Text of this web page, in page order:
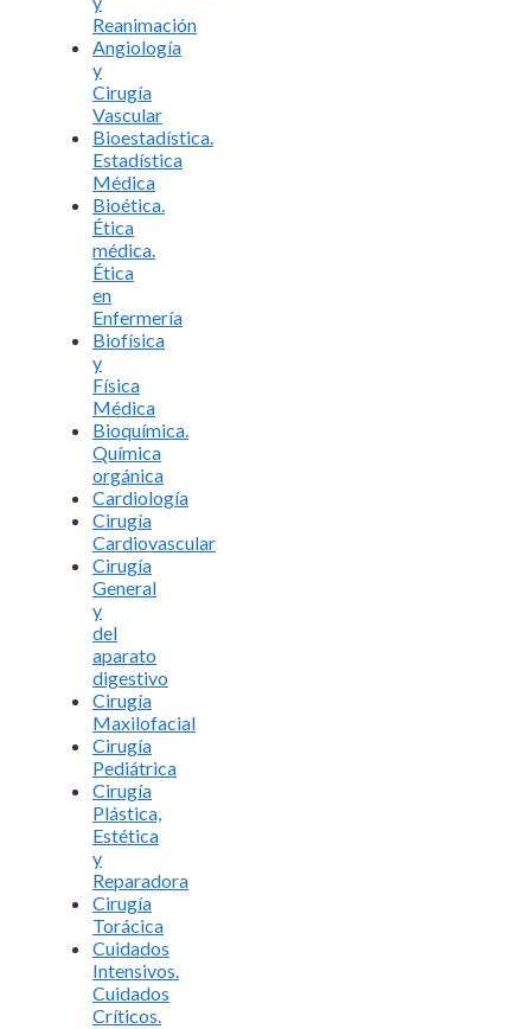
Reanimación
Angiología
y
Cirugía
Vascular
Bioestadística.
Estadística
Médica
Bioética.
Ética
médica.
Ética
en
Enfermería
Biofísica
y
Física
Médica
Bioquímica.
Química
orgánica
Cardiología
Cirugía
Cardiovascular
Cirugía
General
y
del
aparato
digestivo
Cirugía
Maxilofacial
Cirugía
Pediátrica
Cirugía
Plástica,
Estética
y
Reparadora
Cirugía
Torácica
Cuidados
Intensivos.
Cuidados
Críticos.